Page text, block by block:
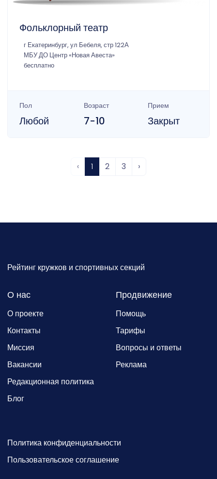
Фольклорный театр
г Екатеринбург, ул Бебеля, стр 122А
МБУ ДО Центр «Новая Авеста»
бесплатно
Пол
Любой
Возраст
7-10
Прием
Закрыт
‹ 1 2 3 ›
Рейтинг кружков и спортивных секций
О нас
О проекте
Контакты
Миссия
Вакансии
Редакционная политика
Блог
Продвижение
Помощь
Тарифы
Вопросы и ответы
Реклама
Политика конфиденциальности
Пользовательское соглашение